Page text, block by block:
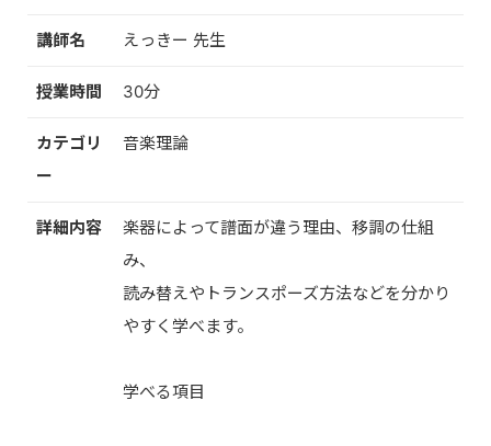
講師名 えっきー 先生
授業時間 30分
カテゴリ
ー
音楽理論
詳細内容
楽器によって譜面が違う理由、移調の仕組
み、
読み替えやトランスポーズ方法などを分かり
やすく学べます。
学べる項目